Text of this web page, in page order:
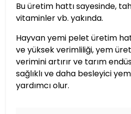
Bu üretim hattı sayesinde,
vitaminler vb. yakında.
Hayvan yemi pelet üretim
ve yüksek verimliliği, yem
verimini artırır ve tarım
sağlıklı ve daha besleyici
yardımcı olur.